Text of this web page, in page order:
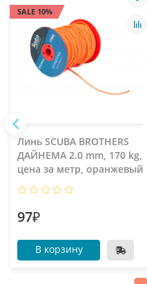
SALE 10%
Линь SCUBA BROTHERS
ДАЙНЕМА 2.0 mm, 170 kg,
цена за метр, оранжевый
97₽
В корзину